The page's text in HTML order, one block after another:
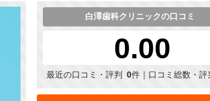
白澤歯科クリニックの口コミ
0.00
最近の口コミ・評判 0件｜口コミ総数・評